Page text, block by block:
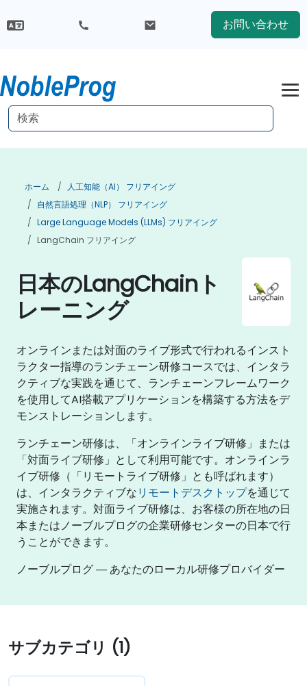
お問い合わせ
ホーム
人工知能（AI） フリアイング
自然言語処理（NLP） フリアイング
Large Language Models (LLMs) フリアイング
LangChain フリアイング
日本のLangChainト
レーニング
オンラインまたは対面のライブ形式で行われるインスト
ラクター指導のランチェーン研修コースでは、インタラ
クティブな実践を通じて、ランチェーンフレームワーク
を使用してAI搭載アプリケーションを構築する方法をデ
モンストレーションします。
ランチェーン研修は、「オンラインライブ研修」または
「対面ライブ研修」として利用可能です。オンラインラ
イブ研修（「リモートライブ研修」とも呼ばれます）
は、インタラクティブなリモートデスクトップを通じて
実施されます。対面ライブ研修は、お客様の所在地の日
本またはノーブルプログの企業研修センターの日本で行
うことができます。
ノーブルプログ ― あなたのローカル研修プロバイダー
サブカテゴリ (1)